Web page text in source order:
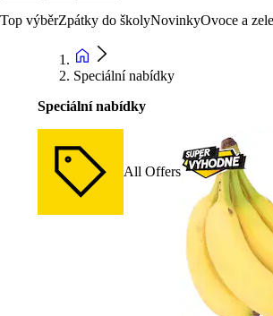
Top výběrZpátky do školyNovinkyOvoce a
Speciální nabídky
Speciální nabídky
All Offers